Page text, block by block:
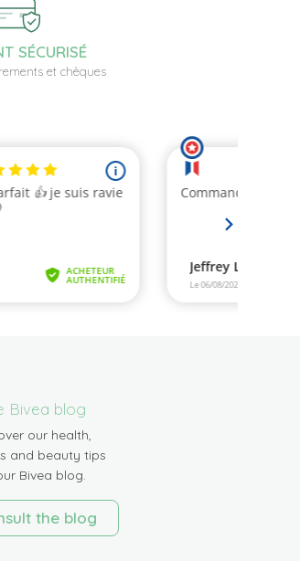
SÉCURISÉ
et chèques
Bivea blog
our health,
and beauty tips
Bivea blog.
the blog